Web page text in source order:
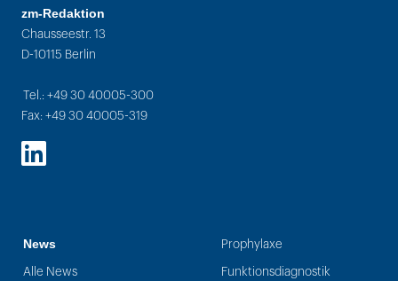
zm-Redaktion
Chausseestr. 13
D-10115 Berlin
Tel.: +49 30 40005-300
Fax: +49 30 40005-319
LinkedIn
News
Alle News
Prophylaxe
Funktionsdiagnostik